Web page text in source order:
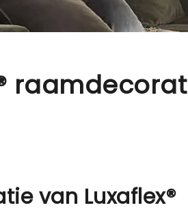
van Luxaflex®